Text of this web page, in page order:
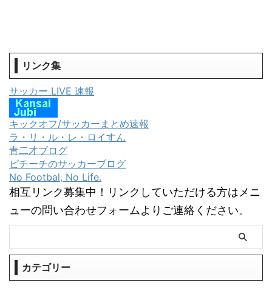
リンク集
サッカー LIVE 速報
キックオフ/サッカーまとめ速報
ラ・リ・ル・レ・ロイすん
青二才ブログ
ピチーチのサッカーブログ
No Footbal, No Life.
相互リンク募集中！リンクしていただける方はメニ
ューの問い合わせフォームよりご連絡ください。
カテゴリー